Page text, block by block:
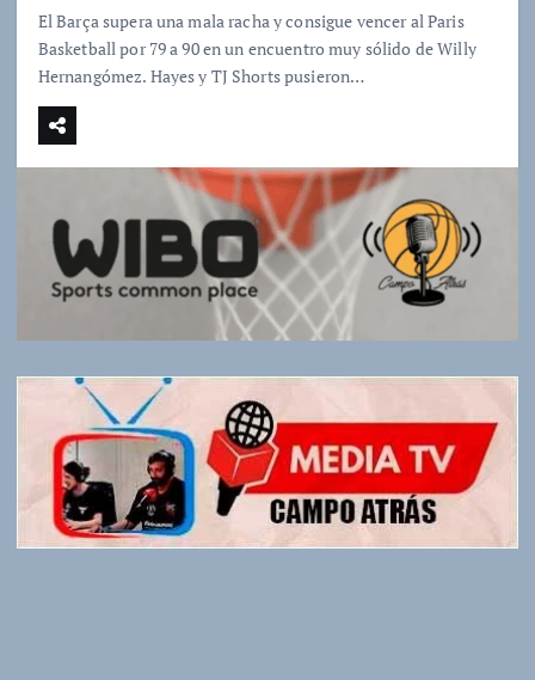
El Barça supera una mala racha y consigue vencer al Paris
Basketball por 79 a 90 en un encuentro muy sólido de Willy
Hernangómez. Hayes y TJ Shorts pusieron…